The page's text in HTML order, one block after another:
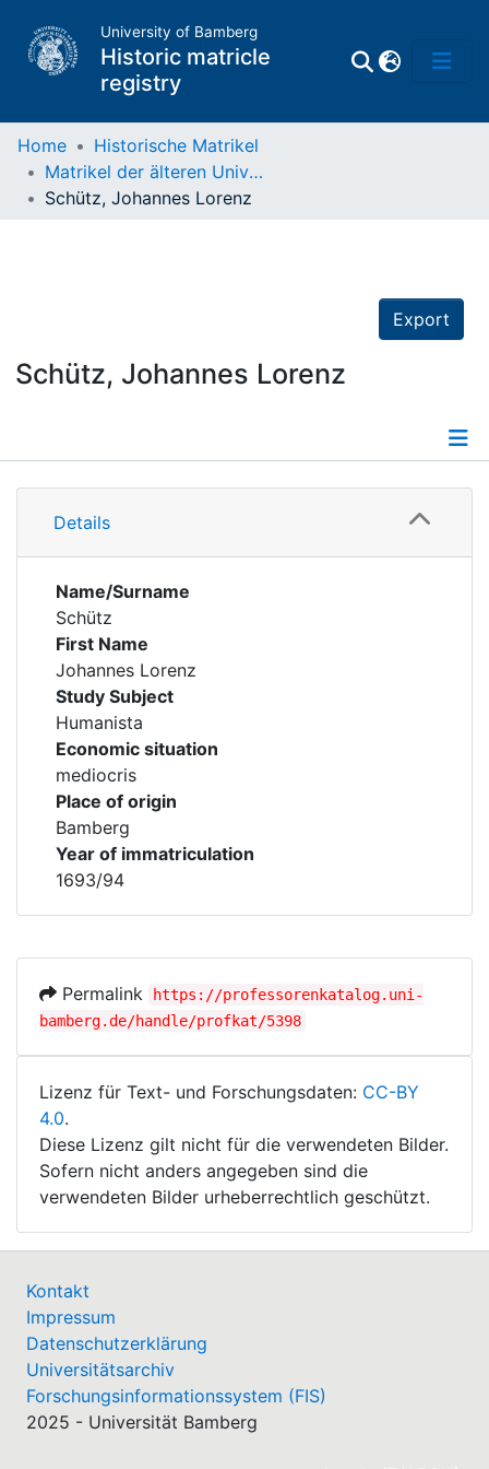
University of Bamberg
Historic matricle
registry
Matrikel
Home
Historische Matrikel
Matrikel der älteren Universität
Schütz, Johannes Lorenz
Export
Schütz, Johannes Lorenz
Details
Details
Name/Surname
Schütz
First Name
Johannes Lorenz
Study Subject
Humanista
Economic situation
mediocris
Place of origin
Bamberg
Year of immatriculation
1693/94
Permalink
https://professorenkatalog.uni-
bamberg.de/handle/profkat/5398
Lizenz für Text- und Forschungsdaten: CC-BY
4.0.
Diese Lizenz gilt nicht für die verwendeten Bilder.
Sofern nicht anders angegeben sind die
verwendeten Bilder urheberrechtlich geschützt.
Kontakt
Impressum
Datenschutzerklärung
Universitätsarchiv
Forschungsinformationssystem (FIS)
2025 - Universität Bamberg